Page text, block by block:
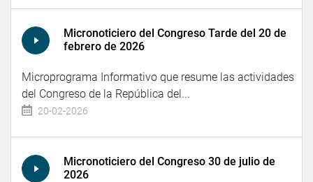
Micronoticiero del Congreso Tarde del 20 de
febrero de 2026
Microprograma Informativo que resume las actividades
del Congreso de la República del...
20-02-2026
Micronoticiero del Congreso 30 de julio de
2026